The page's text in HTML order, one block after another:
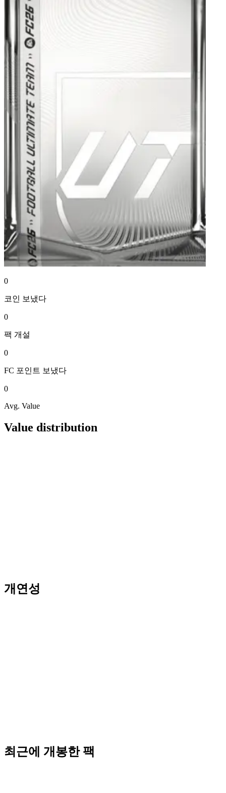
0
코인 보냈다
0
팩 개설
0
FC 포인트 보냈다
0
Avg. Value
Value distribution
개연성
최근에 개봉한 팩